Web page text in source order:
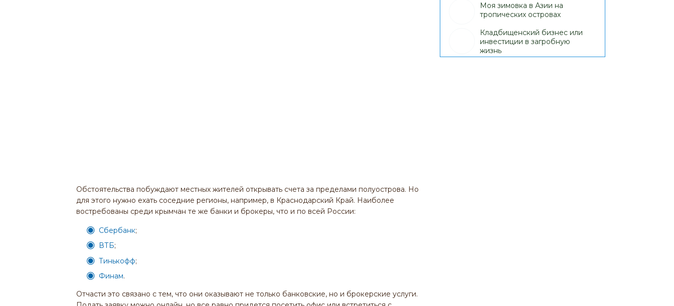
Обстоятельства побуждают местных жителей открывать счета за пределами полуострова. Но
для этого нужно ехать соседние регионы, например, в Краснодарский Край. Наиболее
востребованы среди крымчан те же банки и брокеры, что и по всей России:
Сбербанк;
ВТБ;
Тинькофф;
Финам.
Отчасти это связано с тем, что они оказывают не только банковские, но и брокерские услуги.
Моя зимовка в Азии на
тропических островах
Кладбищенский бизнес или
инвестиции в загробную
жизнь